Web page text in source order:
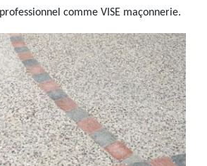
comme VISE maçonnerie.